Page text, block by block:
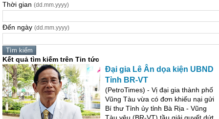
Thời gian (dd.mm.yyyy)
Đến ngày (dd.mm.yyyy)
Kết quả tìm kiếm trên Tin tức
Đại gia Lê Ân dọa kiện UBND
Tỉnh BR-VT
(PetroTimes) - Vị đại gia thành phố
Vũng Tàu vừa có đơn khiếu nại gửi
Bí thư Tỉnh ủy tỉnh Bà Rịa - Vũng